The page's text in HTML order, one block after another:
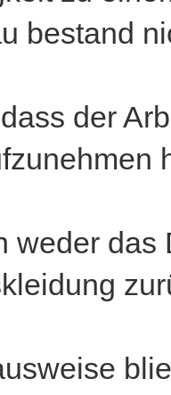
bestand
der
weder